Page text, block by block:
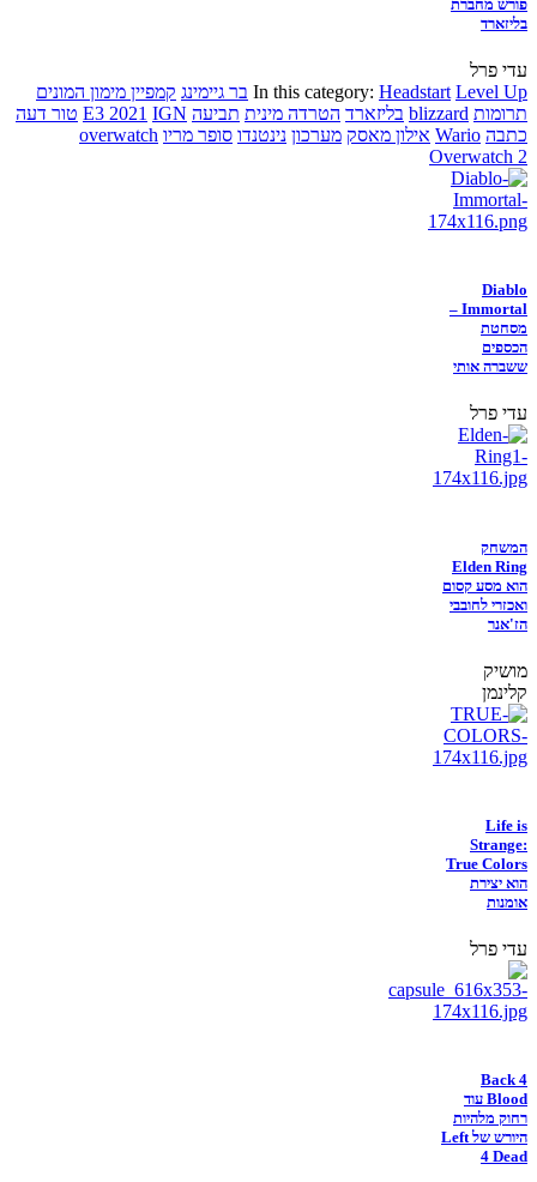
פורש מחברת
בליזארד
עדי פרל
In this category: Headstart Level Up בר גיימינג קמפיין מימון המונים
תרומות blizzard בליזארד הטרדה מינית תביעה E3 2021 IGN
טור דעה
כתבה Wario אילון מאסק מערכון נינטנדו סופר מריו overwatch
Overwatch 2
Diablo
Immortal –
מסחטת
הכספים
ששברה אותי
עדי פרל
המשחק
Elden Ring
הוא מסע קסום
ואכזרי לחובבי
הז'אנר
מושיק
קלינמן
Life is
Strange:
True Colors
הוא יצירת
אומנות
עדי פרל
Back 4
Blood עוד
רחוק מלהיות
היורש של Left
4 Dead